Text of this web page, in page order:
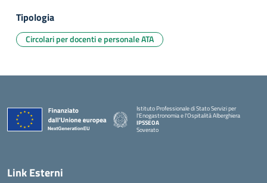
Tipologia
Circolari per docenti e personale ATA
Istituto Professionale di Stato Servizi per
l'Enogastronomia e l'Ospitalità Alberghiera
IPSSEOA
Soverato
Link Esterni